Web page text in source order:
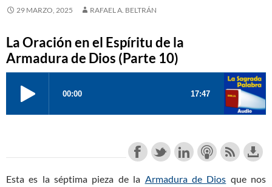
29 MARZO, 2025 RAFAEL A. BELTRÁN
La Oración en el Espíritu de la
Armadura de Dios (Parte 10)
Esta es la séptima pieza de la Armadura de Dios que nos